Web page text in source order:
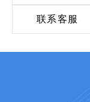
联系客服